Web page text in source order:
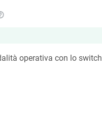
operativa con lo switch